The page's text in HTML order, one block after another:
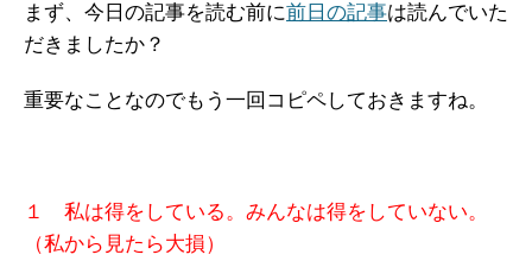
まず、今日の記事を読む前に前日の記事は読んでいた
だきましたか？
重要なことなのでもう一回コピペしておきますね。
１ 私は得をしている。みんなは得をしていない。
（私から見たら大損）